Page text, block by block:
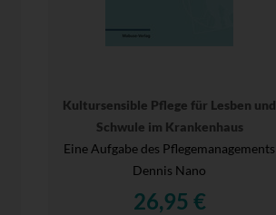
Kultursensible Pflege für Lesben und
Schwule im Krankenhaus
Eine Aufgabe des Pflegemanagements
Dennis Nano
26,95 €